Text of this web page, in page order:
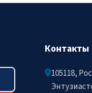
Контакты
105118,